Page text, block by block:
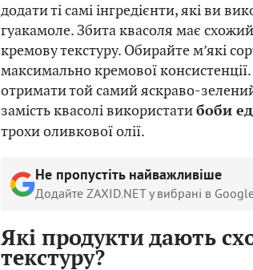
додати ті самі інгредієнти, які ви
гуакамоле. Збита квасоля має
кремову текстуру. Обирайте м’які
максимально кремової
отримати той самий яскраво-
замість квасолі використатибоби
трохи оливкової олії.
Не пропустіть найважливіше
Додайте ZAXID.NET у вибрані в
Які продукти дають
текстуру?